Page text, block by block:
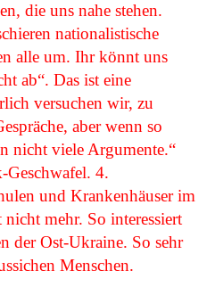
die uns nahe stehen.
nationalistische
alle um. Ihr könnt uns
ab“. Das ist eine
versuchen wir, zu
aber wenn so
nicht viele Argumente.“
Geschwafel. 4.
und Krankenhäuser im
mehr. So interessiert
der Ost-Ukraine. So sehr
Menschen.